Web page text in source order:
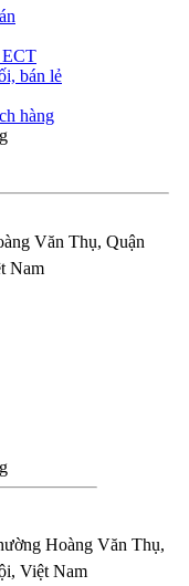
ECT
bán lẻ
hàng
Văn Thụ, Quận
Nam
Hoàng Văn Thụ,
Việt Nam